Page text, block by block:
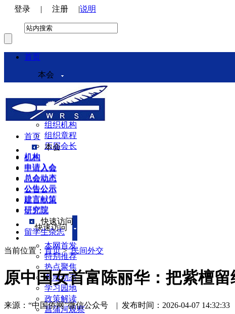
登录 | 注册 |说明
首页
本会
本会介绍
领导机构
理事会
组织机构
组织章程
历届会长
机构
申请入会
总会动态
公告公示
建言献策
研究院
快速访问
本网首发
特别推荐
热点聚焦
各地动态
学习园地
政策解读
菖蒲河观察
首页
本会
机构
申请入会
总会动态
公告公示
建言献策
研究院
快速访问
留学生杂志
当前位置： 首页>民间外交
原中国女首富陈丽华：把紫檀
来源：“中国侨网”微信公众号 | 发布时间：2026-04-07 14:32:33